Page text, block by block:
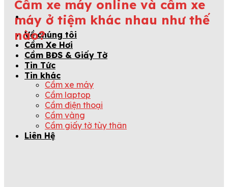
Về chúng tôi
Cầm Xe Hơi
Cầm BĐS & Giấy Tờ
Tin Tức
Tin khác
Cầm xe máy
Cầm laptop
Cầm điện thoại
Cầm vàng
Cầm giấy tờ tùy thân
Liên Hệ
Cầm xe máy online và cầm xe
máy ở tiệm khác nhau như thế
nào?